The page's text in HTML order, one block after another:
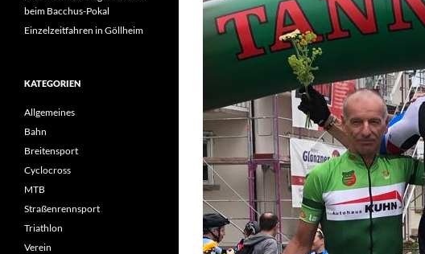
beim Bacchus-Pokal
Einzelzeitfahren in Göllheim
KATEGORIEN
Allgemeines
Bahn
Breitensport
Cyclocross
MTB
Straßenrennsport
Triathlon
Verein